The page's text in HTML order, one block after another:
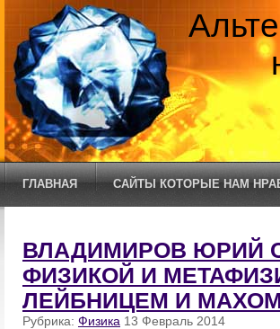
ГЛАВНАЯ САЙТЫ КОТОРЫЕ НАМ
ВЛАДИМИРОВ ЮРИЙ
ФИЗИКОЙ И
ЛЕЙБНИЦЕМ И
Рубрика: Физика 13 Февраль 2014